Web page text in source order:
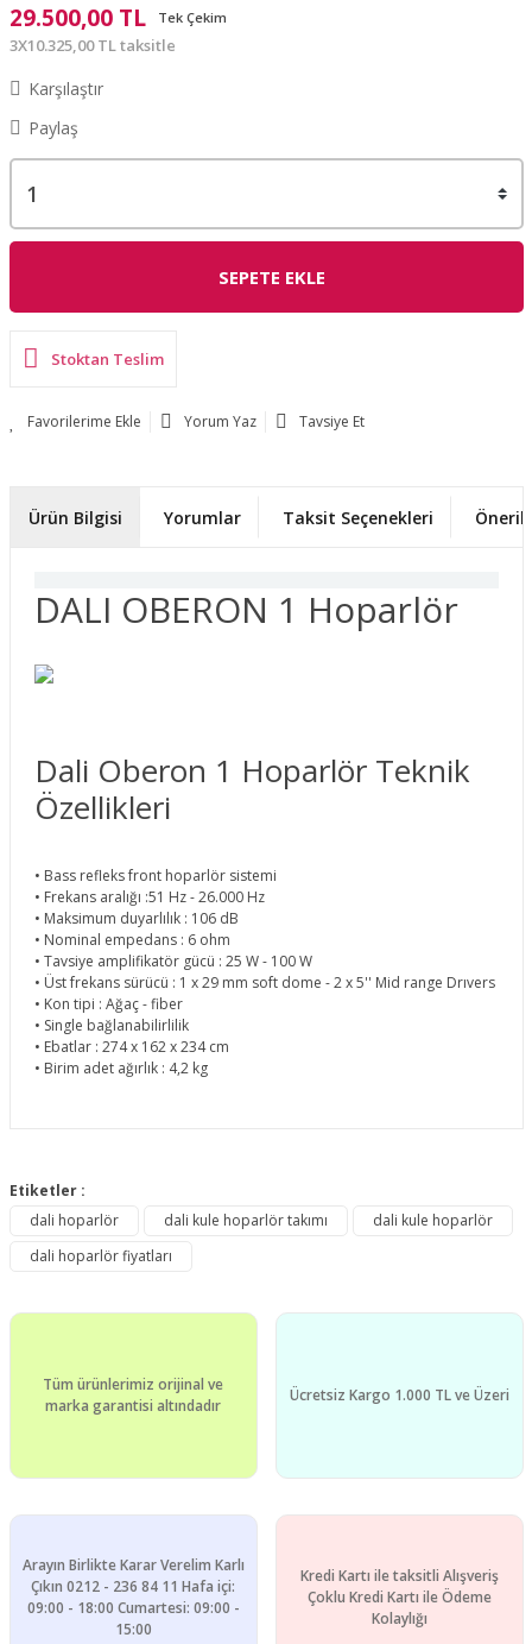
29.500,00 TL Tek Çekim
3X10.325,00 TL taksitle
Karşılaştır
Paylaş
SEPETE EKLE
Stoktan Teslim
Yorum Yaz Tavsiye Et
Ürün Bilgisi Yorumlar Taksit Seçenekleri
DALI OBERON 1 Hoparlör
Dali Oberon 1 Hoparlör Teknik
Özellikleri
• Bass refleks front hoparlör sistemi
• Frekans aralığı :51 Hz - 26.000 Hz
• Maksimum duyarlılık : 106 dB
• Nominal empedans : 6 ohm
• Tavsiye amplifikatör gücü : 25 W - 100 W
• Üst frekans sürücü : 1 x 29 mm soft dome - 2 x 5'' Mid range Drıvers
• Kon tipi : Ağaç - fiber
• Single bağlanabilirlilik
• Ebatlar : 274 x 162 x 234 cm
• Birim adet ağırlık : 4,2 kg
konularda yetersiz gördüğünüz noktaları öneri formunu
Görüş ve önerileriniz için teşekkür ederiz.
Ürün açıklamasında eksik bilgiler bulunuyor.
Ürün fiyatı diğer sitelerden daha pahalı.
Etiketler :
dali hoparlör
dali kule hoparlör takımı
dali kule hoparlör
dali hoparlör fiyatları
Tüm ürünlerimiz orijinal ve
marka garantisi altındadır
Ücretsiz Kargo 1.000 TL ve Üzeri
Arayın Birlikte Karar Verelim Karlı
Çıkın 0212 - 236 84 11 Hafa içi:
09:00 - 18:00 Cumartesi: 09:00 -
15:00
Kredi Kartı ile taksitli Alışveriş
Çoklu Kredi Kartı ile Ödeme
Kolaylığı